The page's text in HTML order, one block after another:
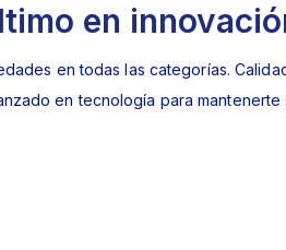
en
en todas las categorías.
en tecnología para mantenerte